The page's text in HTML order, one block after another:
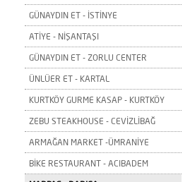
GÜNAYDIN ET - İSTİNYE
ATİYE - NİŞANTAŞI
GÜNAYDIN ET - ZORLU CENTER
ÜNLÜER ET - KARTAL
KURTKÖY GURME KASAP - KURTKÖY
ZEBU STEAKHOUSE - CEVİZLİBAĞ
ARMAĞAN MARKET -ÜMRANİYE
BİKE RESTAURANT - ACIBADEM